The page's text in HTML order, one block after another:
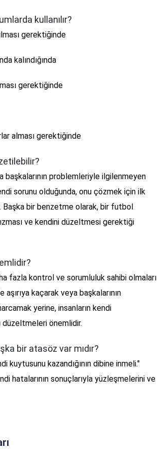
kullanılır?
gerektiğinde
kalındığında
gerektiğinde
alması gerektiğinde
başkalarının problemleriyle ilgilenmeyen
sorunu olduğunda, onu çözmek için ilk
bir benzetme olarak, bir futbol
ve kendini düzeltmesi gerektiği
fazla kontrol ve sorumluluk sahibi olmaları
kaçarak veya başkalarının
yerine, insanların kendi
düzeltmeleri önemlidir.
bir atasöz var mıdır?
kuytusunu kazandığının dibine inmeli."
hatalarının sonuçlarıyla yüzleşmelerini ve